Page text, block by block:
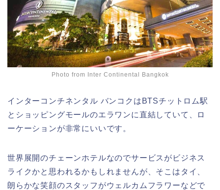
Photo from Inter Continental Bangkok
インターコンチネンタル バンコクはBTSチットロム駅
とショッピングモールのエラワンに直結していて、ロ
ーケーションが非常にいいです。
世界展開のチェーンホテルなのでサービスがビジネス
ライクかと思われるかもしれませんが、そこはタイ、
朗らかな笑顔のスタッフがウェルカムフラワーなどで